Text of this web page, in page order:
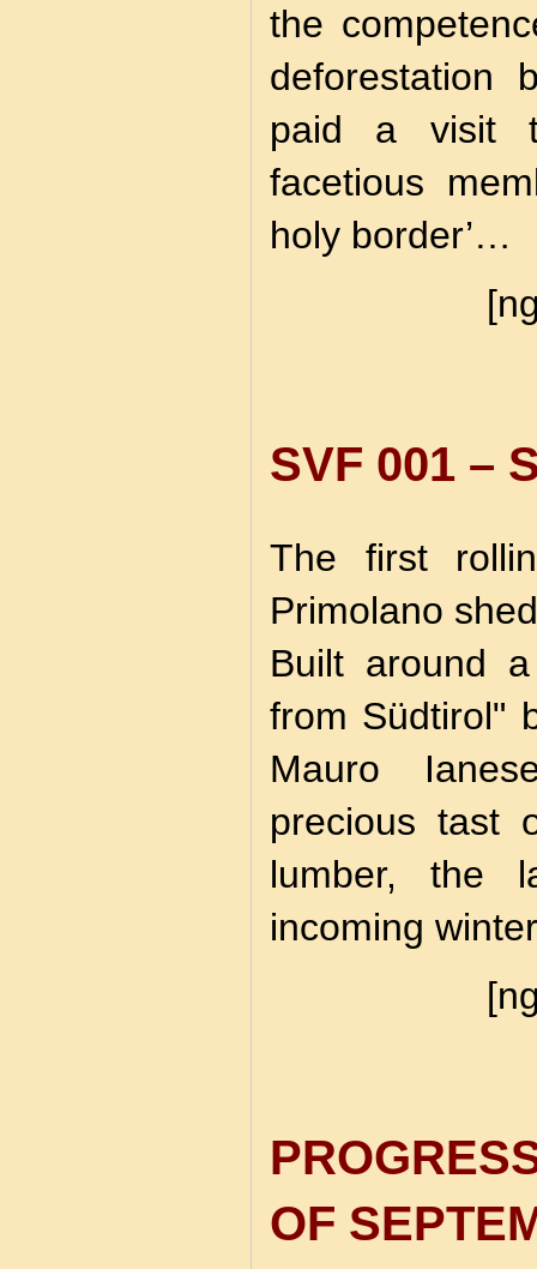
the
deforestation
paid a visit
facetious
holy border’…
SVF 001 –
The first
Primolano
Built around
from Südtirol"
Mauro
precious tast
lumber, the
incoming
OF